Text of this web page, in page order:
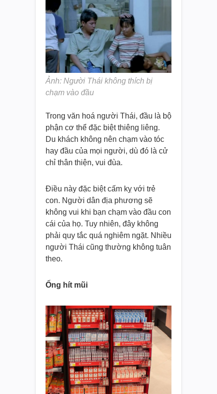
Ảnh: Người Thái không thích bị
chạm vào đầu
Trong văn hoá người Thái, đầu là bộ
phận cơ thể đặc biệt thiêng liêng.
Du khách không nên chạm vào tóc
hay đầu của mọi người, dù đó là cử
chỉ thân thiện, vui đùa.
Điều này đặc biệt cấm kỵ với trẻ
con. Người dân địa phương sẽ
không vui khi bạn chạm vào đầu con
cái của họ. Tuy nhiên, đây không
phải quy tắc quá nghiêm ngặt. Nhiều
người Thái cũng thường không tuân
theo.
Ống hít mũi